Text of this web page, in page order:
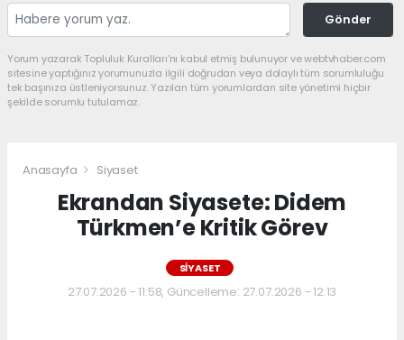
Gönder
Yorum yazarak Topluluk Kuralları’nı kabul etmiş bulunuyor ve webtvhaber.com
sitesine yaptığınız yorumunuzla ilgili doğrudan veya dolaylı tüm sorumluluğu
tek başınıza üstleniyorsunuz. Yazılan tüm yorumlardan site yönetimi hiçbir
şekilde sorumlu tutulamaz.
Anasayfa Siyaset
Ekrandan Siyasete: Didem
Türkmen’e Kritik Görev
SIYASET
27.07.2026 - 11:58, Güncelleme: 27.07.2026 - 12:13